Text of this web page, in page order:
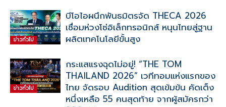
ข่าวทั่วไป
บีโอไอผนึกพันธมิตรจัด THECA 2026
เชื่อมห่วงโซ่อิเล็กทรอนิกส์ หนุนไทยสู่ฐาน
ผลิตเทคโนโลยีขั้นสูง
ข่าวทั่วไป
กระแสแรงฉุดไม่อยู่! “THE TOM
THAILAND 2026” เวทีทอมแห่งแรกของ
ไทย จัดรอบ Audition สุดเข้มข้น คัดเต็ง
หนึ่งเหลือ 55 คนสุดท้าย จากผู้สมัครกว่า